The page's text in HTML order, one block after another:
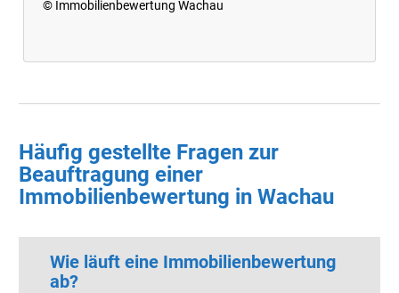
© Immobilienbewertung Wachau
Häufig gestellte Fragen zur
Beauftragung einer
Immobilienbewertung in Wachau
Wie läuft eine Immobilienbewertung
ab?